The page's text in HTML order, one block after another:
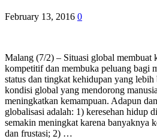
February 13, 2016 0
Malang (7/2) – Situasi global membuat
kompetitif dan membuka peluang bagi
status dan tingkat kehidupan yang
kondisi global yang mendorong
meningkatkan kemampuan. Adapun
globalisasi adalah: 1) keresehan hidup
semakin meningkat karena banyaknya
dan frustasi; 2) …